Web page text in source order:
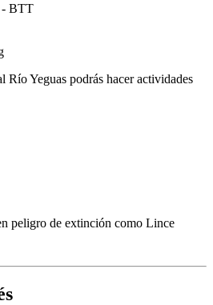
- BTT
Río Yeguas podrás hacer actividades
peligro de extinción como Lince